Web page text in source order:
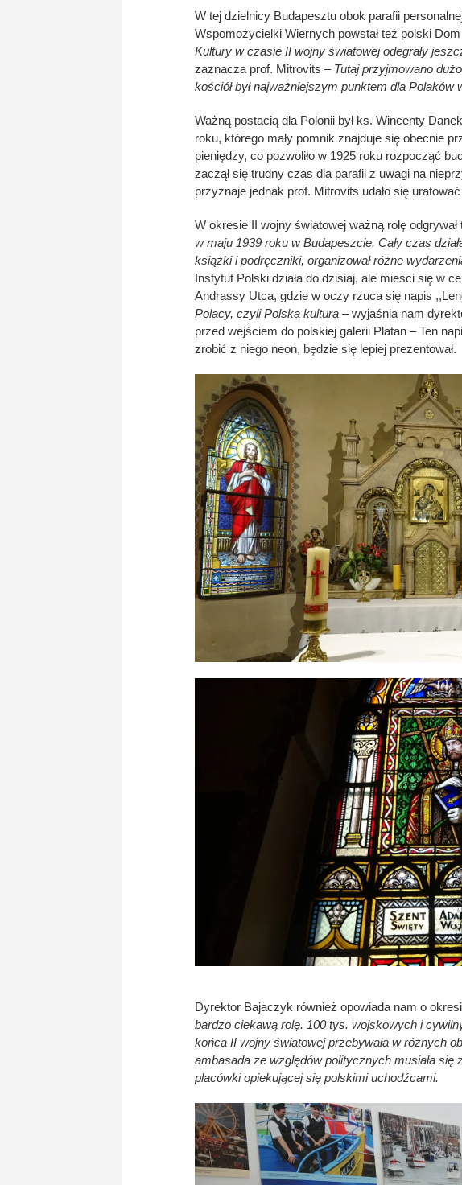
W tej dzielnicy Budapesztu obok parafii
Wspomożycielki Wiernych powstał też polski
Kultury w czasie II wojny światowej odegrały
zaznacza prof. Mitrovits – Tutaj przyjmowano
kościół był najważniejszym punktem dla Polaków
Ważną postacią dla Polonii był ks. Wincenty
roku, którego mały pomnik znajduje się obecnie
pieniędzy, co pozwoliło w 1925 roku rozpocząć
zaczął się trudny czas dla parafii z uwagi na
przyznaje jednak prof. Mitrovits udało się
W okresie II wojny światowej ważną rolę
w maju 1939 roku w Budapeszcie. Cały czas
książki i podręczniki, organizował różne
Instytut Polski działa do dzisiaj, ale mieści się w
Andrassy Utca, gdzie w oczy rzuca się napis
Polacy, czyli Polska kultura – wyjaśnia nam
przed wejściem do polskiej galerii Platan – Ten
zrobić z niego neon, będzie się lepiej prezentował.
Dyrektor Bajaczyk również opowiada nam o
bardzo ciekawą rolę. 100 tys. wojskowych i
końca II wojny światowej przebywała w różnych
ambasada ze względów politycznych musiała się
placówki opiekującej się polskimi uchodźcami.